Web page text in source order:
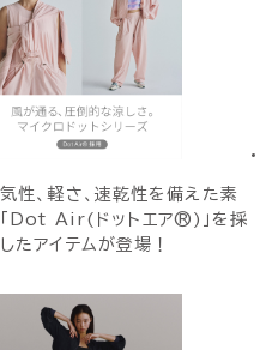
性、軽さ、速乾性を備えた素
Dot Air(ドットエア®)」を採
たアイテムが登場！